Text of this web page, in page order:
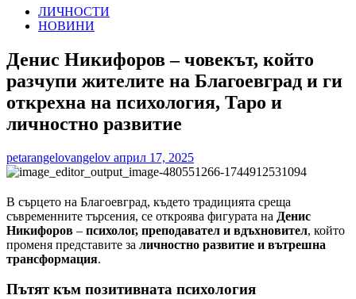
ЛИЧНОСТИ
НОВИНИ
Денис Никифоров – човекът, който
разчупи жителите на Благоевград и ги
открехна на психология, Таро и
личностно развитие
petarangelovangelov април 17, 2025
В сърцето на Благоевград, където традицията среща
съвременните търсения, се откроява фигурата на Денис
Никифоров – психолог, преподавател и вдъхновител, който
променя представите за личностно развитие и вътрешна
трансформация.
Пътят към позитивната психология